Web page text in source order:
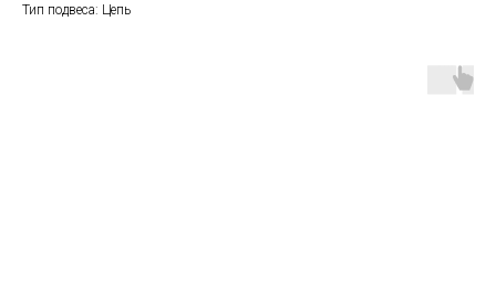
Тип подвеса: Цепь